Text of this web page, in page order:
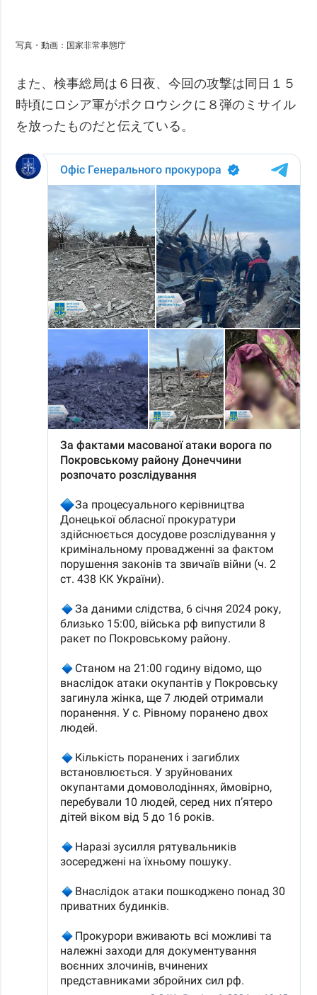
写真・動画：国家非常事態庁
また、検事総局は６日夜、今回の攻撃は同日１５
時頃にロシア軍がポクロウシクに８弾のミサイル
を放ったものだと伝えている。